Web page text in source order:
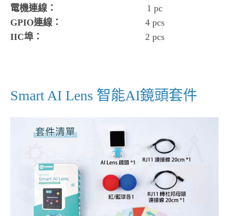
電機連線：
1 pc
GPIO連線：
4 pcs
IIC埠：
2 pcs
Smart AI Lens 智能AI鏡頭套件